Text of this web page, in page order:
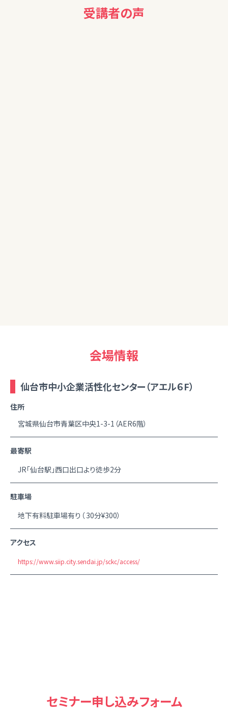
受講者の声
会場情報
仙台市中小企業活性化センター（アエル６F）
住所
宮城県仙台市青葉区中央1-3-1（AER6階）
最寄駅
JR「仙台駅」西口出口より徒歩2分
駐車場
地下有料駐車場有り（ 30分¥300）
アクセス
https://www.siip.city.sendai.jp/sckc/access/
セミナー申し込みフォーム